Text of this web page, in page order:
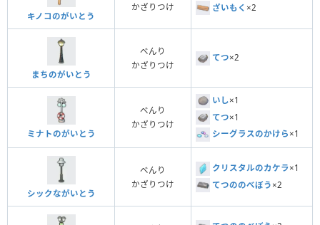
キノコのがいとう
かざりつけ
ざいもく ×2
まちのがいとう
べんり
かざりつけ
てつ×2
ミナトのがいとう
べんり
かざりつけ
いし×1
てつ×1
シーグラスのかけら ×1
シックながいとう
べんり
かざりつけ
クリスタルのカケラ×1
てつののべぼう ×2